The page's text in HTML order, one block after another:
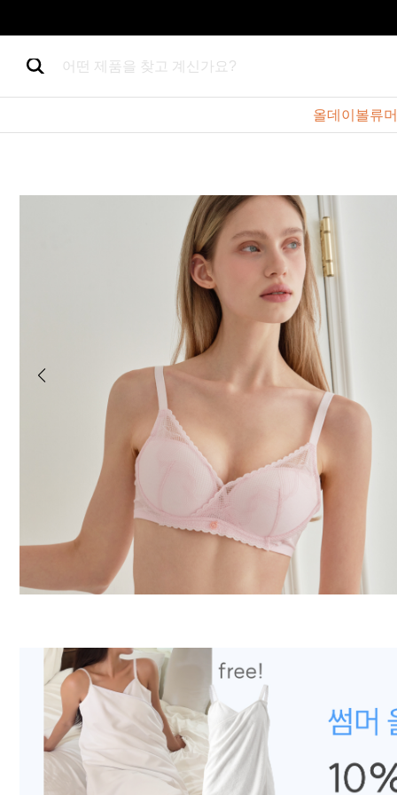
어떤 제품을 찾고 계신가요?
올데이볼류